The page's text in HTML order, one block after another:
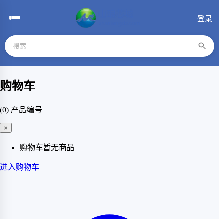
登录
购物车
(0) 产品编号
×
购物车暂无商品
进入购物车